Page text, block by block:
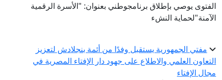
الفتوى يوصي بإطلاق برنامجوطني بعنوان: "الأسرة الرقمية
الآمنة"لحماية النشء
مفتي الجمهورية يستقبل وفدًا من أئمة بنجلادش لتعزيز
التعاون العلمي والاطلاع على جهود دار الإفتاء المصرية في
مجال الإفتاء